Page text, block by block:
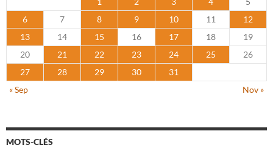
6
7 8 9 10 11
12
13
14 15 16 17 18
19
20
21 22 23 24 25
26
27
28 29 30
31
« Sep
Nov »
MOTS-CLÉS